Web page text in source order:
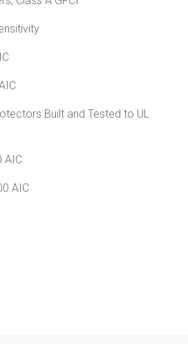
Built and Tested to UL
AIC
AIC